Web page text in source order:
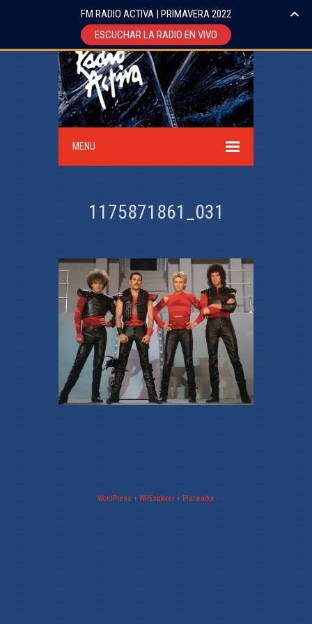
MENU
1175871861_031
WordPress + WPExplorer + Planeador
FM RADIO ACTIVA | PRIMAVERA 2022
ESCUCHAR LA RADIO EN VIVO